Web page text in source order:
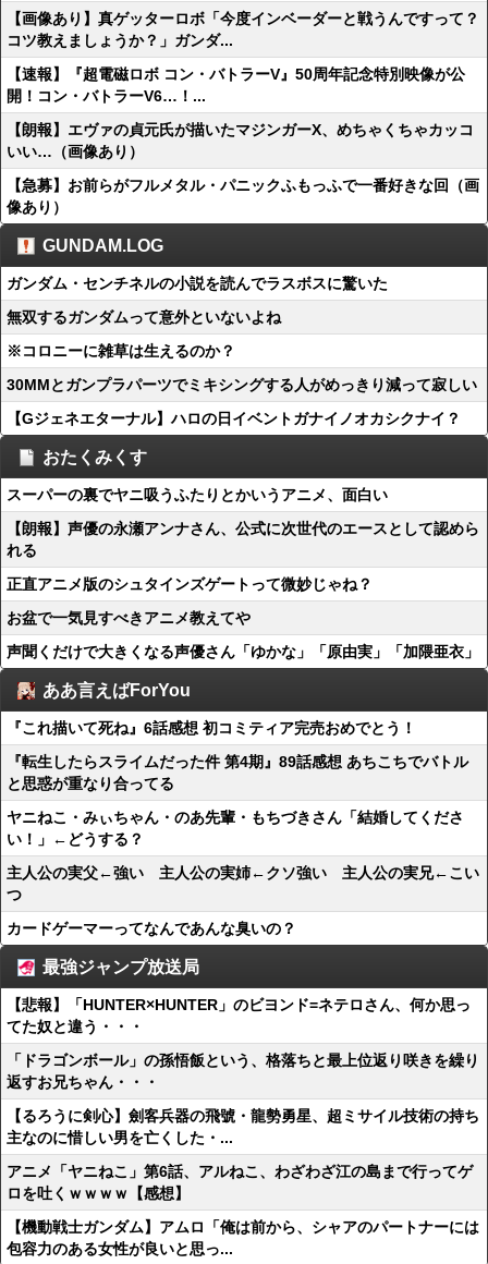
【画像あり】真ゲッターロボ「今度インベーダーと戦うんですって？
コツ教えましょうか？」ガンダ...
【速報】『超電磁ロボ コン・バトラーV』50周年記念特別映像が公
開！コン・バトラーV6…！...
【朗報】エヴァの貞元氏が描いたマジンガーX、めちゃくちゃカッコ
いい…（画像あり）
【急募】お前らがフルメタル・パニックふもっふで一番好きな回（画
像あり）
GUNDAM.LOG
ガンダム・センチネルの小説を読んでラスボスに驚いた
無双するガンダムって意外といないよね
※コロニーに雑草は生えるのか？
30MMとガンプラパーツでミキシングする人がめっきり減って寂しい
【Gジェネエターナル】ハロの日イベントガナイノオカシクナイ？
おたくみくす
スーパーの裏でヤニ吸うふたりとかいうアニメ、面白い
【朗報】声優の永瀬アンナさん、公式に次世代のエースとして認めら
れる
正直アニメ版のシュタインズゲートって微妙じゃね？
お盆で一気見すべきアニメ教えてや
声聞くだけで大きくなる声優さん「ゆかな」「原由実」「加隈亜衣」
ああ言えばForYou
『これ描いて死ね』6話感想 初コミティア完売おめでとう！
『転生したらスライムだった件 第4期』89話感想 あちこちでバトル
と思惑が重なり合ってる
ヤニねこ・みぃちゃん・のあ先輩・もちづきさん「結婚してくださ
い！」←どうする？
主人公の実父←強い 主人公の実姉←クソ強い 主人公の実兄←こい
つ
カードゲーマーってなんであんな臭いの？
最強ジャンプ放送局
【悲報】「HUNTER×HUNTER」のビヨンド=ネテロさん、何か思っ
てた奴と違う・・・
「ドラゴンボール」の孫悟飯という、格落ちと最上位返り咲きを繰り
返すお兄ちゃん・・・
【るろうに剣心】劍客兵器の飛號・龍勢勇星、超ミサイル技術の持ち
主なのに惜しい男を亡くした・...
アニメ「ヤニねこ」第6話、アルねこ、わざわざ江の島まで行ってゲ
ロを吐くｗｗｗｗ【感想】
【機動戦士ガンダム】アムロ「俺は前から、シャアのパートナーには
包容力のある女性が良いと思っ...